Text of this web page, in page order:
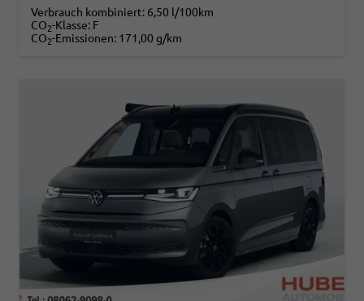
Verbrauch kombiniert: 6,50 l/100km
CO2-Klasse: F
CO2-Emissionen: 171,00 g/km